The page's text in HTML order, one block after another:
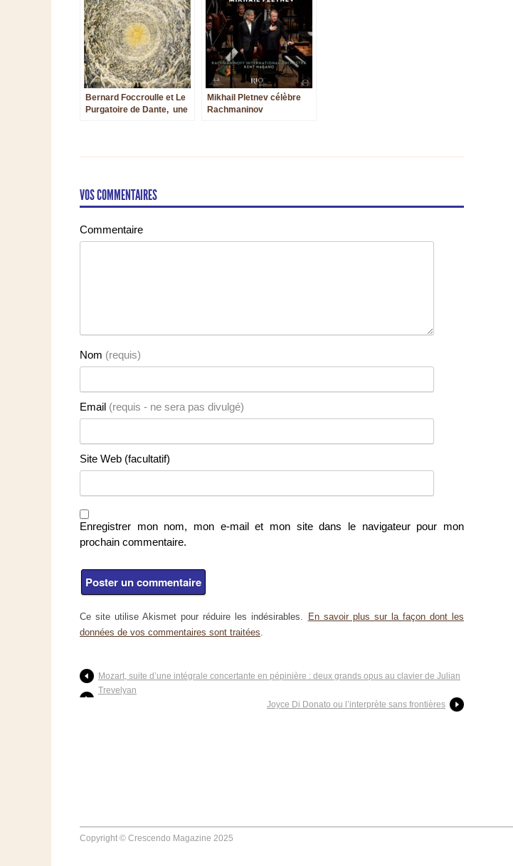
Bernard Foccroulle et Le
Purgatoire de Dante, une
Mikhail Pletnev célèbre
Rachmaninov
VOS COMMENTAIRES
Commentaire
Nom (requis)
Email (requis - ne sera pas divulgé)
Site Web (facultatif)
Enregistrer mon nom, mon e-mail et mon site dans le navigateur pour mon
prochain commentaire.
Ce site utilise Akismet pour réduire les indésirables.
En savoir plus sur la façon dont les
données de vos commentaires sont traitées.
Mozart, suite d’une intégrale concertante en pépinière : deux grands opus au clavier de Julian
Trevelyan
Joyce Di Donato ou l’interprète sans frontières
Copyright © Crescendo Magazine 2025